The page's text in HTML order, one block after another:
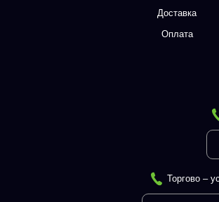
Доставка
Оплата
Торгово –